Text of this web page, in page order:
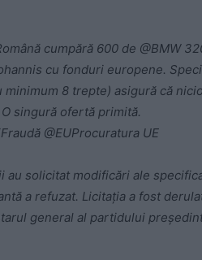
cumpără 600 de @BMW
cu fonduri europene.
minimum 8 trepte) asigură că
singură ofertă primită.
@EUProcuratura UE
au solicitat modificări ale
a refuzat. Licitația a fost
general al partidului